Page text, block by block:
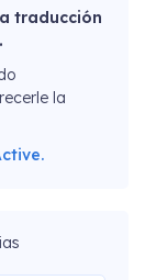
traducción
la